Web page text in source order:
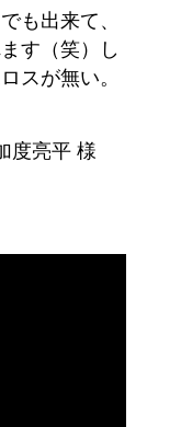
も出来て、
す（笑）し
スが無い。
度亮平 様